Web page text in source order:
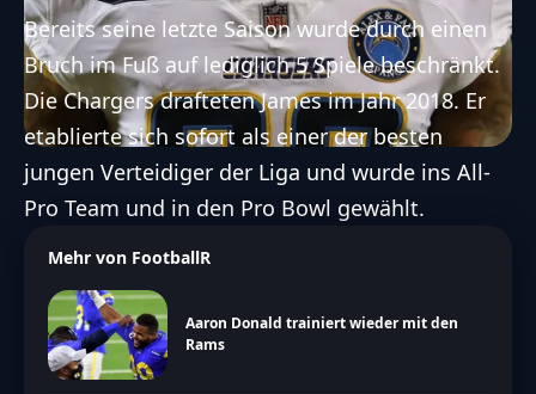
Bereits seine letzte Saison wurde durch einen
Bruch im Fuß auf lediglich 5 Spiele beschränkt.
Die Chargers drafteten James im Jahr 2018. Er
etablierte sich sofort als einer der besten
jungen Verteidiger der Liga und wurde ins All-
Pro Team und in den Pro Bowl gewählt.
Mehr von FootballR
Aaron Donald trainiert wieder mit den
Rams